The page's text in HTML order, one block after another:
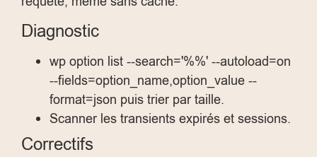
Diagnostic
wp option list --search='%%' --autoload=on
--fields=option_name,option_value --
format=json puis trier par taille.
Scanner les transients expirés et sessions.
Correctifs